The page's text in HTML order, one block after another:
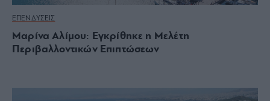
ΕΠΕΝΔΥΣΕΙΣ
Μαρίνα Αλίμου: Εγκρίθηκε η Μελέτη
Περιβαλλοντικών Επιπτώσεων